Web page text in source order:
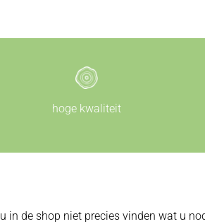
hoge kwaliteit
in de shop niet precies vinden wat u